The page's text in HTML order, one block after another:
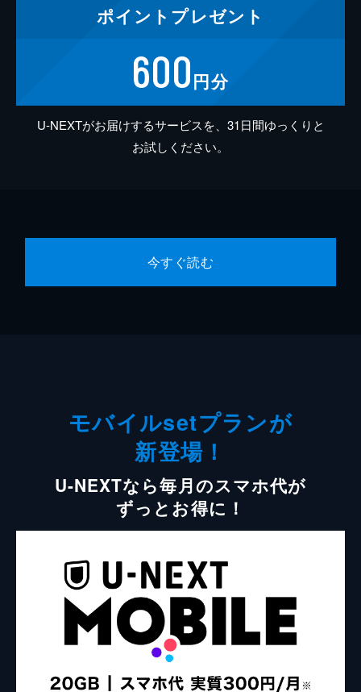
ポイント プレゼント
600円分
U-NEXTがお届けするサービスを、31日間ゆっくりと
お試しください。
今すぐ読む
モバイルsetプランが
新登場！
U-NEXTなら毎月のスマホ代が
ずっとお得に！